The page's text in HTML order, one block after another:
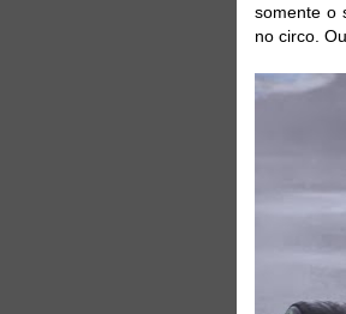
somente o
no circo.